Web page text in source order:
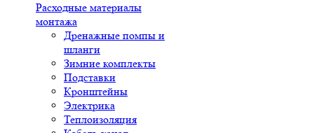
Расходные материалы
монтажа
Дренажные помпы и
шланги
Зимние комплекты
Подставки
Кронштейны
Электрика
Теплоизоляция